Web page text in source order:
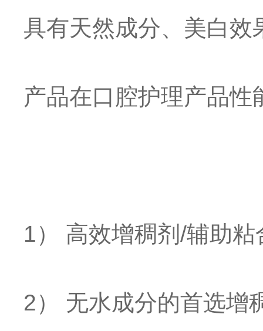
具有天然成分、美白效
产品在口腔护理产品性
1） 高效增稠剂/辅助
2） 无水成分的首选增